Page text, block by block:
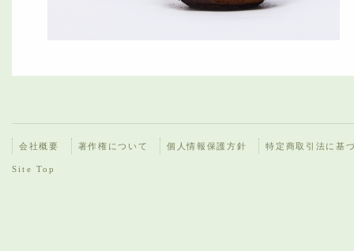
会社概要 著作権について 個人情報保護方針 特定商取引法に基
Site Top